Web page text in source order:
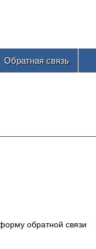
Обратная связь
обратной связи